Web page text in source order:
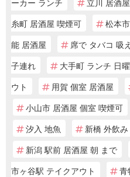
糸町 居酒屋 喫煙可
松本
能 居酒屋
席で タバコ 吸
子連れ
大手町 ランチ 日
ウト
用賀 個室 居酒屋
小山市 居酒屋 個室 喫煙可
汐入 地魚
新橋 外飲み
新潟 駅前 居酒屋 朝 まで
市ヶ谷駅 テイクアウト
青